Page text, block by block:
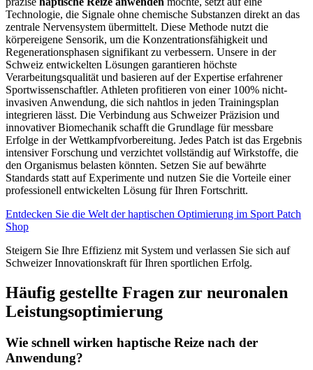
Technologie, die Signale ohne chemische Substanzen direkt an das
zentrale Nervensystem übermittelt. Diese Methode nutzt die
körpereigene Sensorik, um die Konzentrationsfähigkeit und
Regenerationsphasen signifikant zu verbessern. Unsere in der
Schweiz entwickelten Lösungen garantieren höchste
Verarbeitungsqualität und basieren auf der Expertise erfahrener
Sportwissenschaftler. Athleten profitieren von einer 100% nicht-
invasiven Anwendung, die sich nahtlos in jeden Trainingsplan
integrieren lässt. Die Verbindung aus Schweizer Präzision und
innovativer Biomechanik schafft die Grundlage für messbare
Erfolge in der Wettkampfvorbereitung. Jedes Patch ist das Ergebnis
intensiver Forschung und verzichtet vollständig auf Wirkstoffe, die
den Organismus belasten könnten. Setzen Sie auf bewährte
Standards statt auf Experimente und nutzen Sie die Vorteile einer
professionell entwickelten Lösung für Ihren Fortschritt.
Entdecken Sie die Welt der haptischen Optimierung im Sport Patch
Shop
Steigern Sie Ihre Effizienz mit System und verlassen Sie sich auf
Schweizer Innovationskraft für Ihren sportlichen Erfolg.
Häufig gestellte Fragen zur neuronalen
Leistungsoptimierung
Wie schnell wirken haptische Reize nach der
Anwendung?